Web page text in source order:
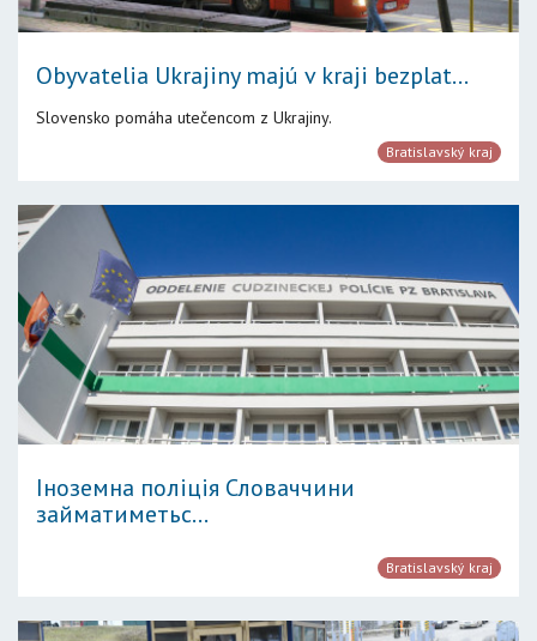
Obyvatelia Ukrajiny majú v kraji bezplat...
Slovensko pomáha utečencom z Ukrajiny.
Bratislavský kraj
Іноземна поліція Словаччини
займатиметьс...
Bratislavský kraj